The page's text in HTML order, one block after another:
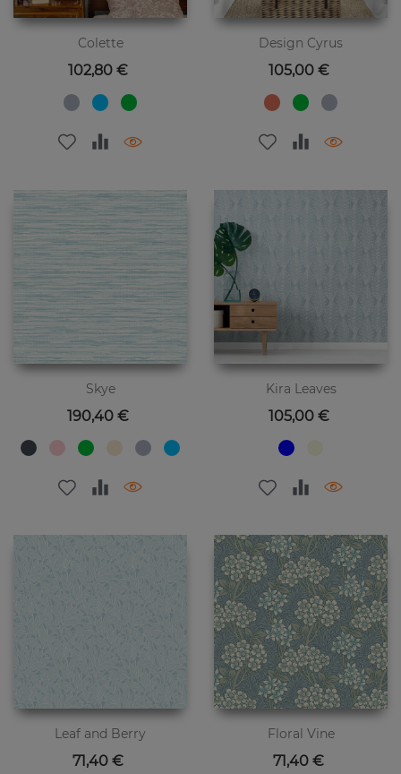
Colette
Preis
102,80 €
Design Cyrus
Preis
105,00 €
Skye
Preis
190,40 €
Kira Leaves
Preis
105,00 €
Leaf and Berry
Preis
71,40 €
Floral Vine
Preis
71,40 €